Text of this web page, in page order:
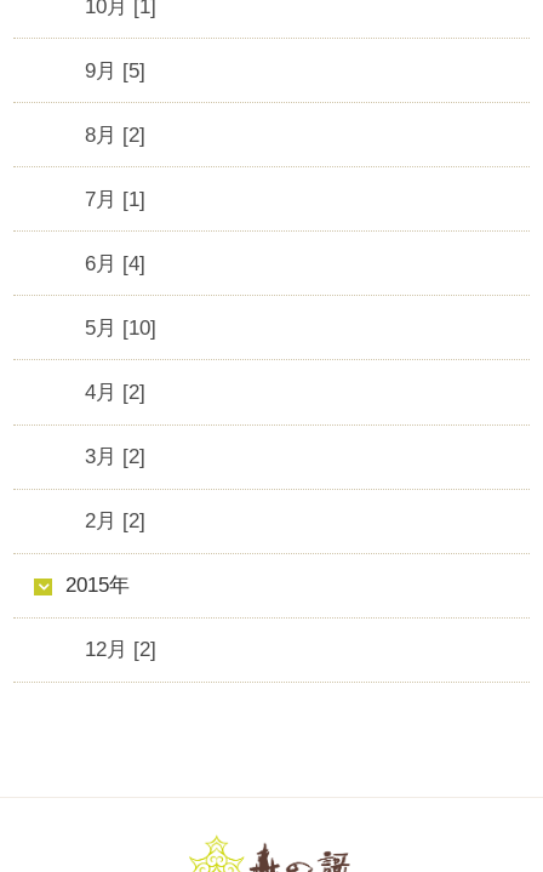
10月 [1]
9月 [5]
8月 [2]
7月 [1]
6月 [4]
5月 [10]
4月 [2]
3月 [2]
2月 [2]
2015年
12月 [2]